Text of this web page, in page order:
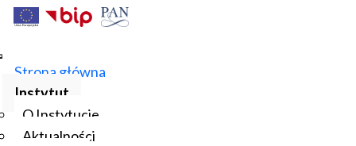
Strona główna
Instytut
O Instytucie
Aktualności